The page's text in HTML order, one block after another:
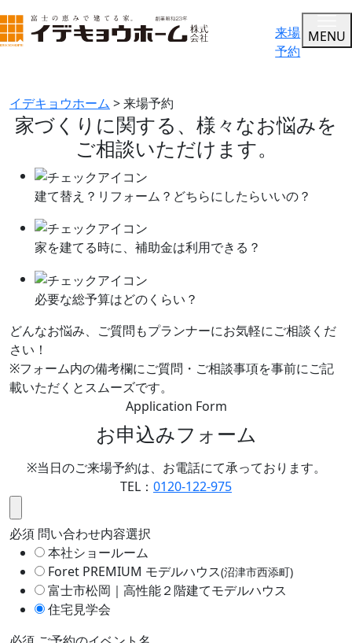
来場
予約
MENU
イデキョウホーム >来場予約
家づくりに関する、 様々なお悩みを
ご相談いただけます。
建て替え？リフォーム？ どちらにしたらいいの？
家を建てる時に、 補助金は利用できる？
必要な総予算はどのくらい？
どんなお悩み、ご質問もプランナーにお気軽にご相談くだ
さい！
※フォーム内の備考欄にご質問・ご相談事項を事前にご記
載いただくとスムーズです。
Application Form
お申込みフォーム
※当日のご来場予約は、お電話にて承っております。
TEL： 0120-122-975
必須 問い合わせ内容選択
本社ショールーム
Foret PREMIUM モデルハウス(沼津市西添町)
富士市松岡｜高性能２階建てモデルハウス
住宅見学会